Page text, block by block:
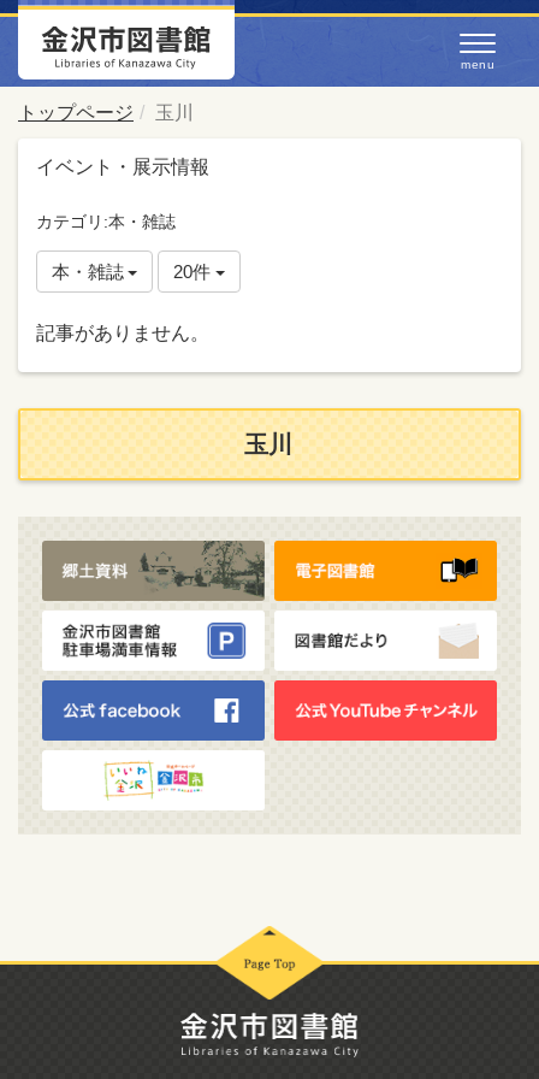
トップページ 玉川
イベント・展示情報
カテゴリ:本・雑誌
本・雑誌 20件
記事がありません。
玉川